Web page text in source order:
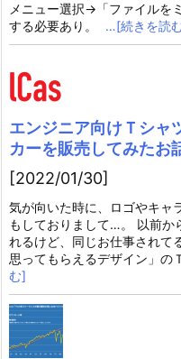
メニュー選択→「ファイルを
する必要あり。
…[続きを読
エンジニア向けＴシャ
カーを販売してみたお
[2022/01/30]
気が向いた時に、ロゴやキャ
もしておりまして…。 以前か
れるけど、同じお仕事されて
思ってもらえるデザイン」の
む]